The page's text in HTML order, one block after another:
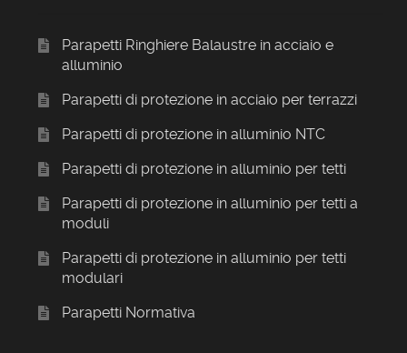
Parapetti Ringhiere Balaustre in acciaio e
alluminio
Parapetti di protezione in acciaio per terrazzi
Parapetti di protezione in alluminio NTC
Parapetti di protezione in alluminio per tetti
Parapetti di protezione in alluminio per tetti a
moduli
Parapetti di protezione in alluminio per tetti
modulari
Parapetti Normativa